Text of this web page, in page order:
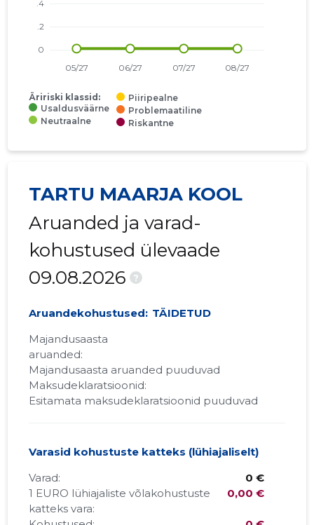
Äririski klassid:
Usaldusväärne
Neutraalne
Piiripealne
Problemaatiline
Riskantne
TARTU MAARJA KOOL
Aruanded ja varad-
kohustused ülevaade
09.08.2026
?
Aruandekohustused: TÄIDETUD
Majandusaasta
aruanded:
Majandusaasta aruanded puuduvad
Maksudeklaratsioonid:
Esitamata maksudeklaratsioonid puuduvad
Varasid kohustuste katteks (lühiajaliselt)
Varad:
0 €
1 EURO lühiajaliste võlakohustuste
katteks vara:
0,00 €